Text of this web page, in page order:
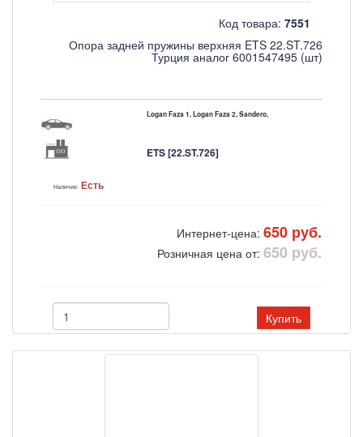
Код товара: 7551
Опора задней пружины верхняя ETS 22.ST.726
Турция аналог 6001547495 (шт)
Logan Faza 1, Logan Faza 2, Sandero,
ETS [22.ST.726]
Наличие: Есть
Интернет-цена: 650 руб.
Розничная цена от: 650 руб.
Купить